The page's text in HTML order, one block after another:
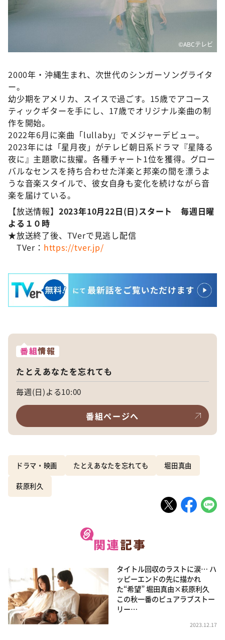
©️ABCテレビ
2000年・沖縄生まれ、次世代のシンガーソングライタ
ー。
幼少期をアメリカ、スイスで過ごす。15歳でアコース
ティックギターを手にし、17歳でオリジナル楽曲の制
作を開始。
2022年6月に楽曲「lullaby」でメジャーデビュー。
2023年には「星月夜」がテレビ朝日系ドラマ『星降る
夜に』主題歌に抜擢。各種チャート1位を獲得。グロー
バルなセンスを持ち合わせた洋楽と邦楽の間を漂うよ
うな音楽スタイルで、彼女自身も変化を続けながら音
楽を届けている。
【放送情報】 2023年10月22日(日)スタート 毎週日曜
よる１０時
★放送終了後、TVerで見逃し配信
TVer： https://tver.jp/
番組情報
たとえあなたを忘れても
毎週(日)よる10:00
番組ページへ
ドラマ・映画 たとえあなたを忘れても 堀田真由
萩原利久
タイトル回収のラストに涙… ハ
ッピーエンドの先に描かれ
た“希望” 堀田真由×萩原利久
この秋一番のピュアラブストー
リー…
2023.12.17